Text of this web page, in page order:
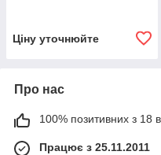
Ціну уточнюйте
Про нас
100% позитивних з 18
Працює з 25.11.2011